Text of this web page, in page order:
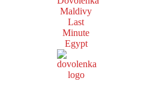
Maldivy
Last
Minute
Egypt